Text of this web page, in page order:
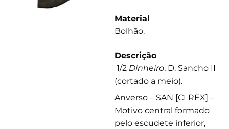
Material
Bolhão.
Descrição
1/2 Dinheiro, D. Sancho II
(cortado a meio).
Anverso – SAN [CI REX] –
Motivo central formado
pelo escudete inferior,